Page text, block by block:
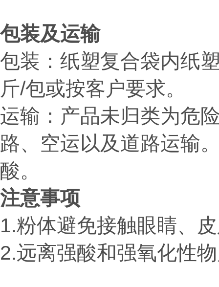
包装及运输
包装：纸塑复合袋内纸
斤/包或按客户要求。
运输： 产品未归类为危
路、空运以及道路运输
酸。
注意事项
1.粉体避免接触眼睛、
2.远离强酸和强氧化性